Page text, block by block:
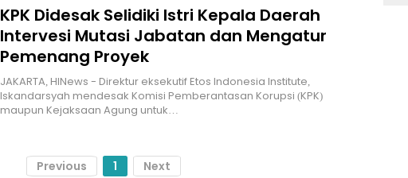
KPK Didesak Selidiki Istri Kepala Daerah
Intervesi Mutasi Jabatan dan Mengatur
Pemenang Proyek
JAKARTA, HINews - Direktur eksekutif Etos Indonesia Institute,
Iskandarsyah mendesak Komisi Pemberantasan Korupsi (KPK)
maupun Kejaksaan Agung untuk…
Previous 1 Next